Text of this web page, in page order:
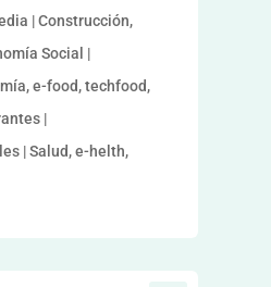
| Construcción,
Social |
e-food, techfood,
|
| Salud, e-helth,